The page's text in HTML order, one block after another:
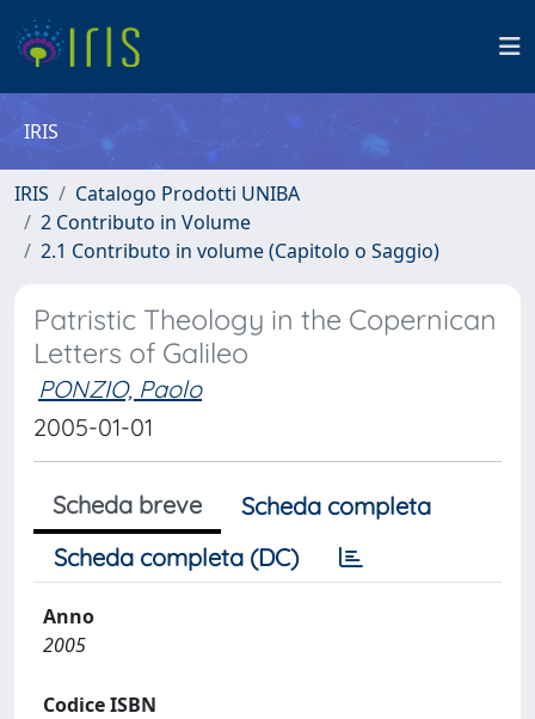
IRIS
IRIS
Catalogo Prodotti UNIBA
2 Contributo in Volume
2.1 Contributo in volume (Capitolo o Saggio)
Patristic Theology in the Copernican
Letters of Galileo
PONZIO, Paolo
2005-01-01
Scheda breve
Scheda completa
Scheda completa (DC)
Anno
2005
Codice ISBN